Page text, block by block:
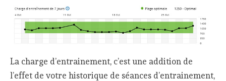
La charge d’entrainement, c’est une addition de
l’effet de votre historique de séances d’entrainement,